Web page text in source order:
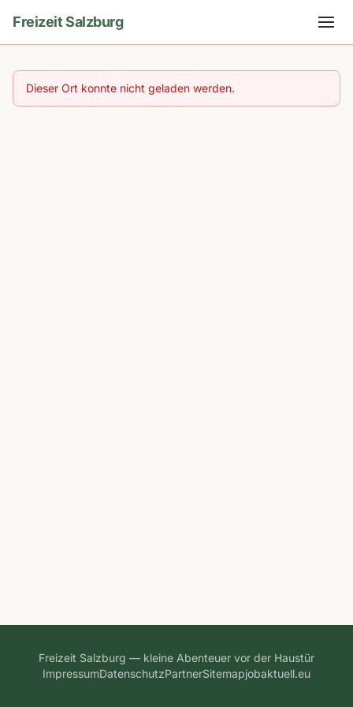
Freizeit Salzburg
Dieser Ort konnte nicht geladen werden.
Freizeit Salzburg — kleine Abenteuer vor der Haustür
ImpressumDatenschutzPartnerSitemapjobaktuell.eu